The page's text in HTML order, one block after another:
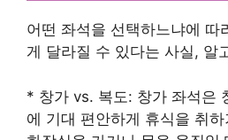
어떤 좌석을 선택하느냐에 따
게 달라질 수 있다는 사실, 알
* 창가 vs. 복도: 창가 좌석은
에 기대 편안하게 휴식을 취